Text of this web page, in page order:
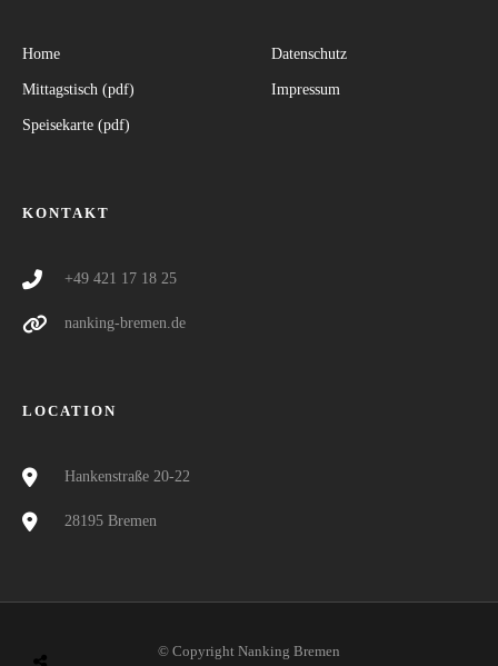
Home
Mittagstisch (pdf)
Speisekarte (pdf)
Datenschutz
Impressum
KONTAKT
+49 421 17 18 25
nanking-bremen.de
LOCATION
Hankenstraße 20-22
28195 Bremen
© Copyright Nanking Bremen